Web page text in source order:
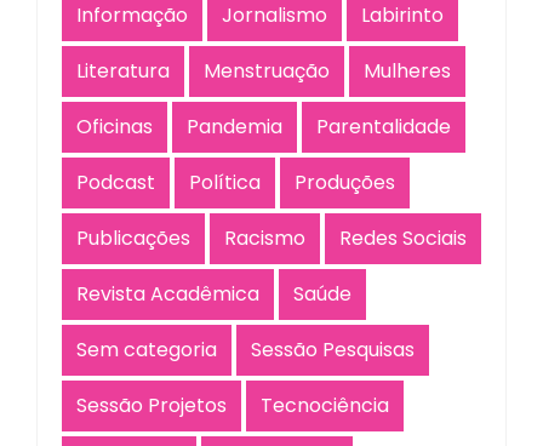
Informação
Jornalismo
Labirinto
Literatura
Menstruação
Mulheres
Oficinas
Pandemia
Parentalidade
Podcast
Política
Produções
Publicações
Racismo
Redes Sociais
Revista Acadêmica
Saúde
Sem categoria
Sessão Pesquisas
Sessão Projetos
Tecnociência